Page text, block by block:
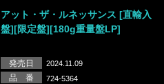
アット・ザ・ルネッサンス [直輸入
盤][限定盤][180g重量盤LP]
発売日 2024.11.09
品 番 724-5364